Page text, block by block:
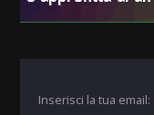
Inserisci la tua email: